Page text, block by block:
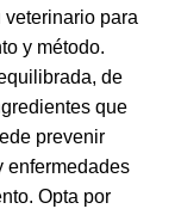
para
y método.
de
que
prevenir
enfermedades
Opta por